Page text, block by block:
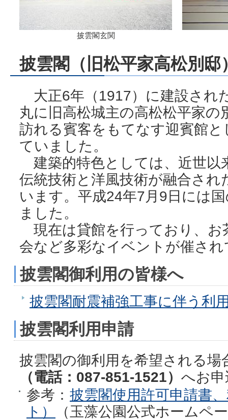
披雲閣玄関
披雲閣（旧松平家高松別邸
大正6年（1917）に建設され
丸に旧高松城主の高松松平家
訪れる賓客をもてなす迎賓館
ていました。
建築的特色としては、近世以
伝統技術と洋風技術が融合さ
います。平成24年7月9日には
ました。
現在は貸館を行っており、お
会など多彩なイベントが催さ
披雲閣御利用の皆様へ
披雲閣耐震補強工事に伴う利
披雲閣利用申請
披雲閣の御利用を希望される場
（電話：087-851-1521） へお
参考： 披雲閣使用許可申請書
ト）
（玉藻公園公式ホームペ